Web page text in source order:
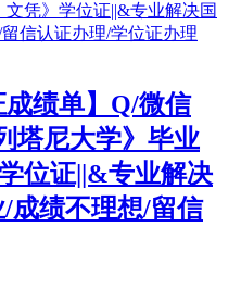
绩单】Q/微信
塔尼大学》毕业
位证||&专业解决
成绩不理想/留信